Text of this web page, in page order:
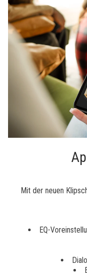
Mit der neuen
EQ-